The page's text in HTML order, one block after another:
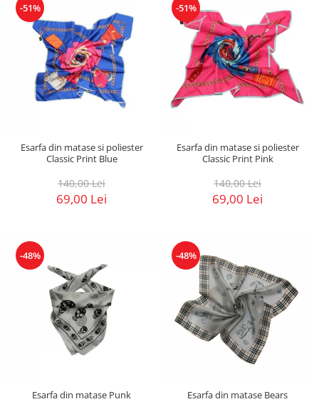
-51%
Esarfa din matase si poliester
Classic Print Blue
140,00 Lei
69,00 Lei
-51%
Esarfa din matase si poliester
Classic Print Pink
140,00 Lei
69,00 Lei
-48%
Esarfa din matase Punk
-48%
Esarfa din matase Bears